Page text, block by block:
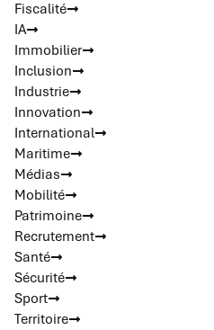
Fiscalité
IA
Immobilier
Inclusion
Industrie
Innovation
International
Maritime
Médias
Mobilité
Patrimoine
Recrutement
Santé
Sécurité
Sport
Territoire